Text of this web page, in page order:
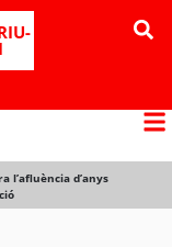
l’afluència d’anys